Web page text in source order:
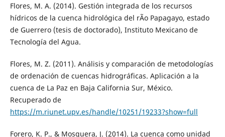
Flores, M. A. (2014). Gestión integrada de los recursos
hídricos de la cuenca hidrológica del rÃ­o Papagayo, estado
de Guerrero (tesis de doctorado), Instituto Mexicano de
Tecnología del Agua.
Flores, M. Z. (2011). Análisis y comparación de metodologías
de ordenación de cuencas hidrográficas. Aplicación a la
cuenca de La Paz en Baja California Sur, México.
Recuperado de
https://m.riunet.upv.es/handle/10251/19233?show=full
Forero, K. P., & Mosquera, J. (2014). La cuenca como unidad